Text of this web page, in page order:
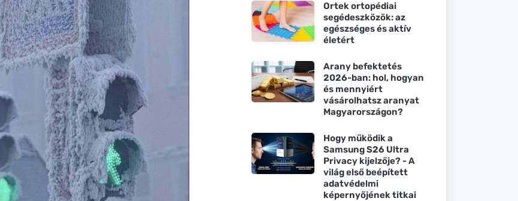
Ortek ortopédiai
segédeszközök: az
egészséges és aktív
életért
Arany befektetés
2026-ban: hol, hogyan
és mennyiért
vásárolhatsz aranyat
Magyarországon?
Hogy működik a
Samsung S26 Ultra
Privacy kijelzője? - A
világ első beépített
adatvédelmi
képernyőjének titkai